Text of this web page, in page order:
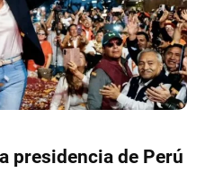
presidencia de Perú